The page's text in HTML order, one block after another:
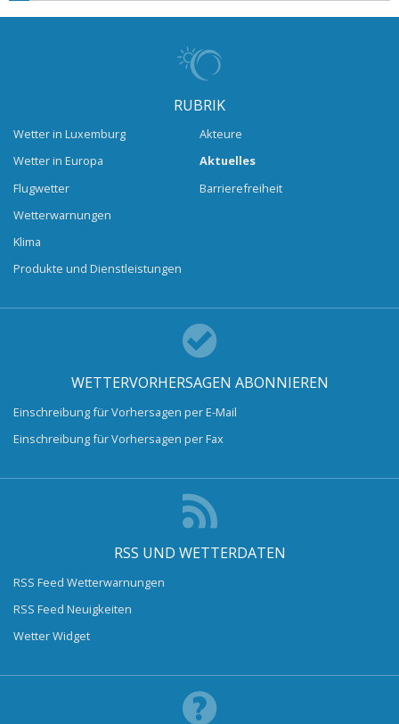
RUBRIK
Wetter in Luxemburg
Wetter in Europa
Flugwetter
Wetterwarnungen
Klima
Produkte und Dienstleistungen
Akteure
Aktuelles
Barrierefreiheit
WETTERVORHERSAGEN ABONNIEREN
Einschreibung für Vorhersagen per E-Mail
Einschreibung für Vorhersagen per Fax
RSS UND WETTERDATEN
RSS Feed Wetterwarnungen
RSS Feed Neuigkeiten
Wetter Widget